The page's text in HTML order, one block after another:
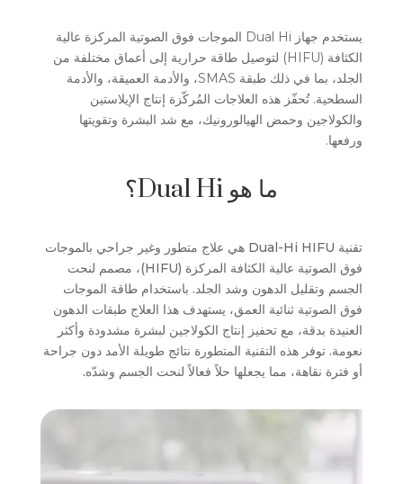
يستخدم جهاز Dual Hi الموجات فوق الصوتية المركزة عالية
الكثافة (HIFU) لتوصيل طاقة حرارية إلى أعماق مختلفة من
الجلد، بما في ذلك طبقة SMAS، والأدمة العميقة، والأدمة
السطحية. تُحفّز هذه العلاجات المُركّزة إنتاج الإيلاستين
والكولاجين وحمض الهيالورونيك، مع شد البشرة وتقويتها
ورفعها.
ما هو Dual Hi؟
تقنية Dual-Hi HIFU هي علاج متطور وغير جراحي بالموجات
فوق الصوتية عالية الكثافة المركزة (HIFU)، مصمم لنحت
الجسم وتقليل الدهون وشد الجلد. باستخدام طاقة الموجات
فوق الصوتية ثنائية العمق، يستهدف هذا العلاج طبقات الدهون
العنيدة بدقة، مع تحفيز إنتاج الكولاجين لبشرة مشدودة وأكثر
نعومة. توفر هذه التقنية المتطورة نتائج طويلة الأمد دون جراحة
أو فترة نقاهة، مما يجعلها حلاً فعالاً لنحت الجسم وشدّه.